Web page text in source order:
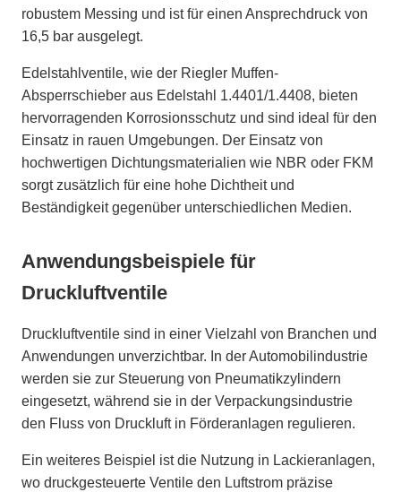
robustem Messing und ist für einen Ansprechdruck von
16,5 bar ausgelegt.
Edelstahlventile, wie der Riegler Muffen-
Absperrschieber aus Edelstahl 1.4401/1.4408, bieten
hervorragenden Korrosionsschutz und sind ideal für den
Einsatz in rauen Umgebungen. Der Einsatz von
hochwertigen Dichtungsmaterialien wie NBR oder FKM
sorgt zusätzlich für eine hohe Dichtheit und
Beständigkeit gegenüber unterschiedlichen Medien.
Anwendungsbeispiele für
Druckluftventile
Druckluftventile sind in einer Vielzahl von Branchen und
Anwendungen unverzichtbar. In der Automobilindustrie
werden sie zur Steuerung von Pneumatikzylindern
eingesetzt, während sie in der Verpackungsindustrie
den Fluss von Druckluft in Förderanlagen regulieren.
Ein weiteres Beispiel ist die Nutzung in Lackieranlagen,
wo druckgesteuerte Ventile den Luftstrom präzise